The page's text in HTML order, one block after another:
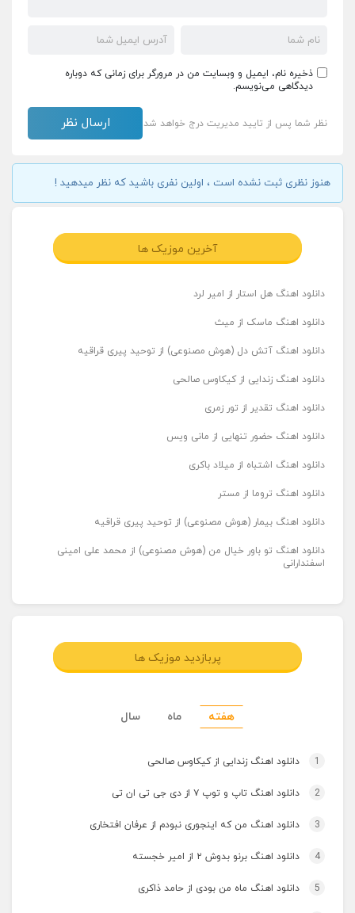
ذخیره نام، ایمیل و وبسایت من در مرورگر برای زمانی که دوباره
دیدگاهی می‌نویسم.
نظر شما پس از تایید مدیریت درج خواهد شد
هنوز نظری ثبت نشده است ، اولین نفری باشید که نظر میدهید !
آخرین موزیک ها
دانلود اهنگ هل استار از امیر لرد
دانلود اهنگ ماسک از میث
دانلود اهنگ آتش دل (هوش مصنوعی) از توحید پیری قراقیه
دانلود اهنگ زندایی از کیکاوس صالحی
دانلود اهنگ تقدیر از تور زمری
دانلود اهنگ حضور تنهایی از مانی ویس
دانلود اهنگ اشتباه از میلاد باکری
دانلود اهنگ تروما از مستر
دانلود اهنگ بیمار (هوش مصنوعی) از توحید پیری قراقیه
دانلود اهنگ تو باور خیال من (هوش مصنوعی) از محمد علی امینی
اسفندارانی
پربازدید موزیک ها
هفته ماه سال
1 دانلود اهنگ زندایی از کیکاوس صالحی
2 دانلود اهنگ تاپ و توپ ۷ از دی جی تی ان تی
3 دانلود اهنگ من که اینجوری نبودم از عرفان افتخاری
4 دانلود اهنگ برنو بدوش ۲ از امیر خجسته
5 دانلود اهنگ ماه من بودی از حامد ذاکری